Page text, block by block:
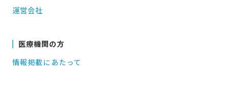
運営会社
医療機関の方
情報掲載にあたって